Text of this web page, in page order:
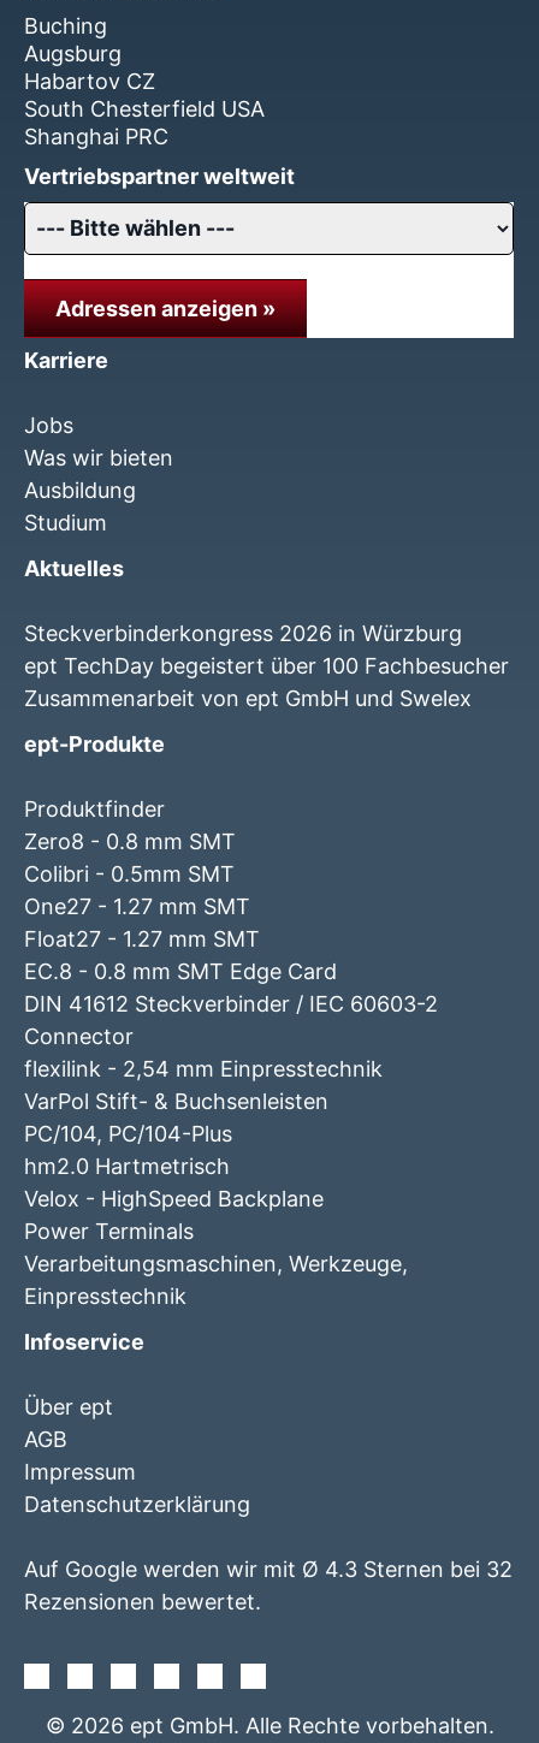
Buching
Augsburg
Habartov CZ
South Chesterfield USA
Shanghai PRC
Vertriebspartner weltweit
Adressen anzeigen »
Karriere
Jobs
Was wir bieten
Ausbildung
Studium
Aktuelles
Steckverbinderkongress 2026 in Würzburg
ept TechDay begeistert über 100 Fachbesucher
Zusammenarbeit von ept GmbH und Swelex
ept-Produkte
Produktfinder
Zero8 - 0.8 mm SMT
Colibri - 0.5mm SMT
One27 - 1.27 mm SMT
Float27 - 1.27 mm SMT
EC.8 - 0.8 mm SMT Edge Card
DIN 41612 Steckverbinder / IEC 60603-2
Connector
flexilink - 2,54 mm Einpresstechnik
VarPol Stift- & Buchsenleisten
PC/104, PC/104-Plus
hm2.0 Hartmetrisch
Velox - HighSpeed Backplane
Power Terminals
Verarbeitungsmaschinen, Werkzeuge,
Einpresstechnik
Infoservice
Über ept
AGB
Impressum
Datenschutzerklärung
Auf Google werden wir mit Ø 4.3 Sternen bei 32
Rezensionen bewertet.
© 2026 ept GmbH. Alle Rechte vorbehalten.